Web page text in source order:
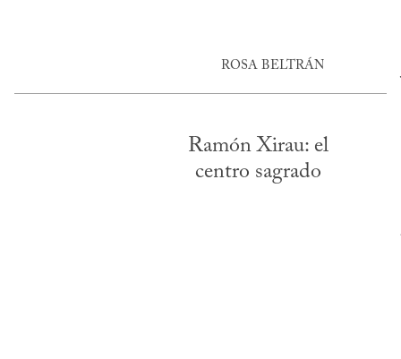
ROSA BELTRÁN
Ramón Xirau: el
centro sagrado